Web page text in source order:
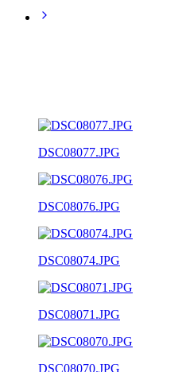
DSC08077.JPG
DSC08076.JPG
DSC08074.JPG
DSC08071.JPG
DSC08070.JPG